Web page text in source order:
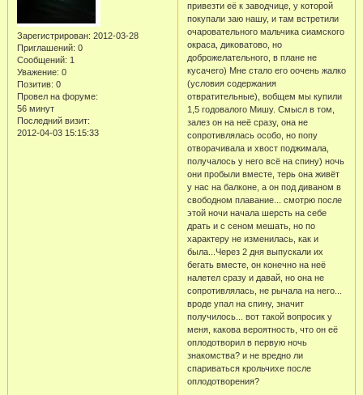
Зарегистрирован: 2012-03-28
Приглашений: 0
Сообщений: 1
Уважение: 0
Позитив: 0
Провел на форуме:
56 минут
Последний визит:
2012-04-03 15:15:33
привезти её к заводчице, у которой
покупали заю нашу, и там встретили
очаровательного мальчика сиамского
окраса, диковатово, но
доброжелательного, в плане не
кусачего) Мне стало его оочень жалко
(условия содержания
отвратительные), вобщем мы купили
1,5 годовалого Мишу. Смысл в том,
залез он на неё сразу, она не
сопротивлялась особо, но попу
отворачивала и хвост поджимала,
получалось у него всё на спину) ночь
они пробыли вместе, терь она живёт
у нас на балконе, а он под диваном в
свободном плавание... смотрю после
этой ночи начала шерсть на себе
драть и с сеном мешать, но по
характеру не изменилась, как и
была...Через 2 дня выпускали их
бегать вместе, он конечно на неё
налетел сразу и давай, но она не
сопротивлялась, не рычала на него...
вроде упал на спину, значит
получилось... вот такой вопросик у
меня, какова вероятность, что он её
оплодотворил в первую ночь
знакомства? и не вредно ли
спариваться крольчихе после
оплодотворения?